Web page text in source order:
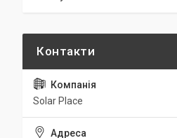
Solar Place